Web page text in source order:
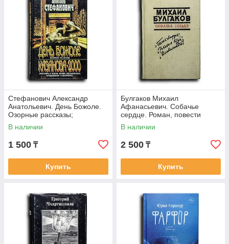
Стефанович Александр
Анатольевич. День Божоле.
Озорные рассказы;
Казанова-2000: Разговоры о
жизни, любви,
В наличии
1 500 ₸
Купить
Булгаков Михаил
Афанасьевич. Собачье
сердце. Роман, повести
В наличии
2 500 ₸
Купить